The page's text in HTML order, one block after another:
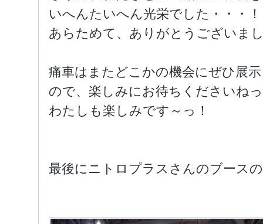
いへんたいへん光栄でした・・・！
あらためて、ありがとうございま
痛車はまたどこかの機会にぜひ展
ので、楽しみにお待ちくださいね
わたしも楽しみです～っ！
最後にニトロプラスさんのブース